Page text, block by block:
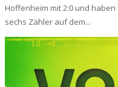
Hoffenheim mit 2:0 und
sechs Zähler auf dem...